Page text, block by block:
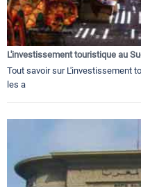
L'investissement touristique au
Tout savoir sur L'investissement
les a